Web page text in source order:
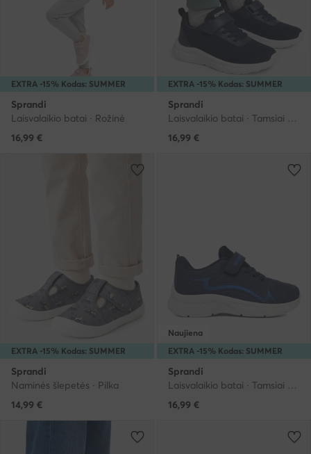
EXTRA -15% Kodas: SUMMER
Sprandi
Laisvalaikio batai · Rožinė
16,99 €
EXTRA -15% Kodas: SUMMER
Sprandi
Laisvalaikio batai · Tamsiai mėlyna
16,99 €
EXTRA -15% Kodas: SUMMER
Sprandi
Naminės šlepetės · Pilka
14,99 €
EXTRA -15% Kodas: SUMMER
Naujiena
Sprandi
16,99 €